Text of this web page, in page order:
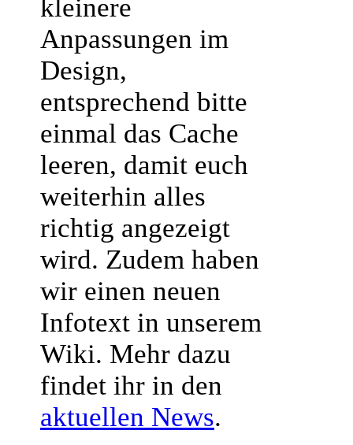
kleinere
Anpassungen im
Design,
entsprechend bitte
einmal das Cache
leeren, damit euch
weiterhin alles
richtig angezeigt
wird. Zudem haben
wir einen neuen
Infotext in unserem
Wiki. Mehr dazu
findet ihr in den
aktuellen News.